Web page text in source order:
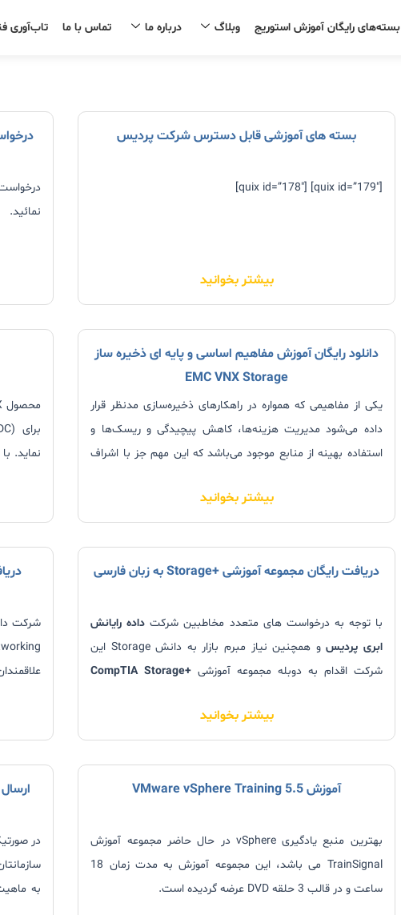
بسته‌های رایگان آموزش استوریج وبلاگ درباره ما تماس با ما تاب‌آوری
بسته های آموزشی قابل دسترس شرکت پردیس
[quix id=”179″] [quix id=”178″]
بیشتر بخوانید
نمائید.
دانلود رایگان آموزش مفاهیم اساسی و پایه ای ذخیره ساز
EMC VNX Storage
یکی از مفاهیمی که همواره در راهکارهای ذخیره‌سازی مد‌نظر قرار
داده می‌شود مدیریت هزینه‌ها، کاهش پیچیدگی و ریسک‌ها و
استفاده بهینه از منابع موجود می‌باشد که این مهم جز با اشراف
بیشتر بخوانید
توزیع
دریافت رایگان مجموعه آموزشی +Storage به زبان فارسی
با توجه به درخواست های متعدد مخاطبین شرکت داده رایانش
ابری پردیس
و همچنین نیاز مبرم بازار به دانش Storage این
شرکت اقدام به دوبله مجموعه آموزشی +CompTIA Storage
اگر به کسب آگاهی، دانش و مهارت در زمینه های مربوط به ذخیره
سازی اطلاعات علاقه مند هستید می توانیدبه صورت رایگاناز
مباحث و سرفصل های +CompTIA Storage به زبان فارسی بهره
مند شوید.
بیشتر بخوانید
شرکت
بسته
آموزش VMware vSphere Training 5.5
بهترین منبع یادگیری vSphere در حال حاضر مجموعه آموزش
TrainSignal می باشد، این مجموعه آموزش به مدت زمان 18
ساعت و در قالب 3 حلقه DVD عرضه گردیده است.
در
به